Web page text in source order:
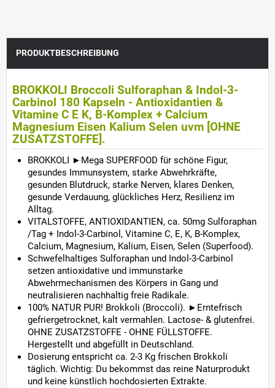
PRODUKTBESCHREIBUNG
BROKKOLI Broccoli Sulforaphan & Indol-3-
Carbinol 180 Kapseln - Antioxidantien &
Vitamine C E K, B-Komplex + Calcium
Magnesium Eisen Kalium Selen uvm [OHNE
ZUSATZSTOFFE].
BROKKOLI ►Mega SUPERFOOD für schöne Figur,
gesundes Immunsystem, starke Abwehrkräfte,
gesunden Blutdruck, starke Nerven, klares Denken,
gesunde Verdauung, glückliches Herz, Resilienz im
Alltag.
VITALSTOFFE, ANTIOXIDANTIEN, ca. 50mg Sulforaphan
/Tag + Indol-3-Carbinol, Vitamine C, E, K, B-Komplex,
Calcium, Magnesium, Kalium, Eisen, Selen (Superfood).
Schwefelhaltiges Sulforaphan und Indol-3-Carbinol
setzen antioxidative und immunstarke
Abwehrmechanismen des Körpers in Gang und
neutralisieren nachhaltig freie Radikale.
100% NATUR PUR! Brokkoli (Broccoli). ►Erntefrisch
gefriergetrocknet, kalt vermahlen. Lactose- & glutenfrei.
OHNE ZUSATZSTOFFE - OHNE FÜLLSTOFFE.
Hergestellt und abgefüllt in Deutschland.
Dosierung entspricht ca. 2-3 Kg frischen Brokkoli
täglich. Wichtig: Du bekommst das reine Naturprodukt
und keine künstlich hochdosierten Extrakte.